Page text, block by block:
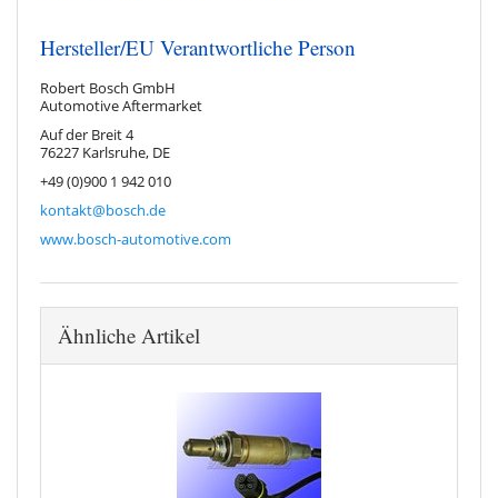
Hersteller/EU Verantwortliche Person
Robert Bosch GmbH
Automotive Aftermarket
Auf der Breit 4
76227 Karlsruhe, DE
+49 (0)900 1 942 010
kontakt@bosch.de
www.bosch-automotive.com
Ähnliche Artikel